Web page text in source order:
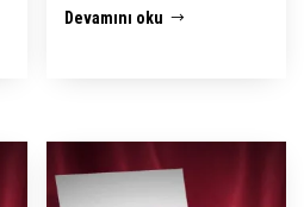
Devamını oku